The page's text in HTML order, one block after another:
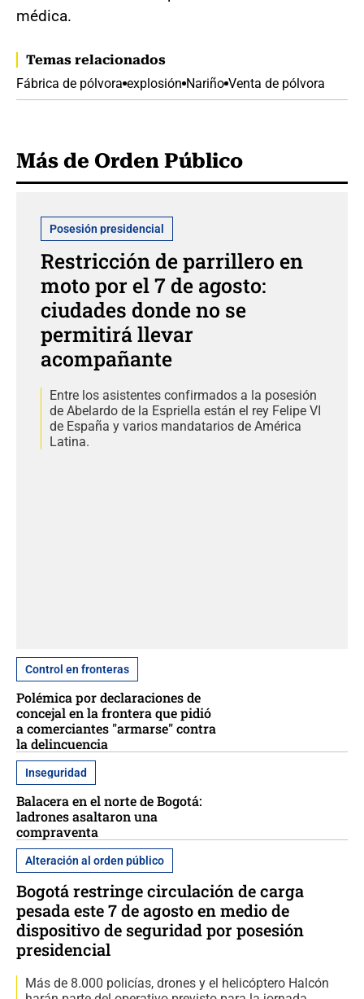
médica.
Temas relacionados
Fábrica de pólvora explosión Nariño Venta de pólvora
Más de Orden Público
Posesión presidencial
Restricción de parrillero en
moto por el 7 de agosto:
ciudades donde no se
permitirá llevar
acompañante
Entre los asistentes confirmados a la posesión
de Abelardo de la Espriella están el rey Felipe VI
de España y varios mandatarios de América
Latina.
Control en fronteras
Polémica por declaraciones de
concejal en la frontera que pidió
a comerciantes "armarse" contra
la delincuencia
Inseguridad
Balacera en el norte de Bogotá:
ladrones asaltaron una
compraventa
Alteración al orden público
Bogotá restringe circulación de carga
pesada este 7 de agosto en medio de
dispositivo de seguridad por posesión
presidencial
Más de 8.000 policías, drones y el helicóptero Halcón